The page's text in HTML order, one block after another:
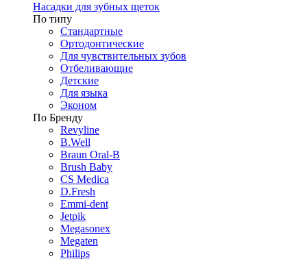
Насадки для зубных щеток
По типу
Стандартные
Ортодонтические
Для чувствительных зубов
Отбеливающие
Детские
Для языка
Эконом
По Бренду
Revyline
B.Well
Braun Oral-B
Brush Baby
CS Medica
D.Fresh
Emmi-dent
Jetpik
Megasonex
Megaten
Philips